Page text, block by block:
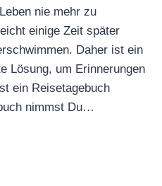
nie mehr zu
einige Zeit später
Daher ist ein
Lösung, um Erinnerungen
ein Reisetagebuch
nimmst Du…